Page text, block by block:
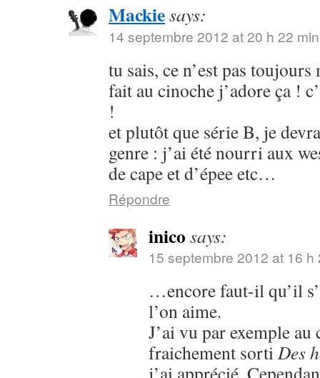
Mackiesays:
14 septembre 2012 at 20 h 22 min
tu sais, ce n’est pas
fait au cinoche j’adore ça !
!
et plutôt que série B, je
genre : j’ai été nourri aux
de cape et d’épee etc…
Répondre
inico says:
15 septembre 2012 at 16 h
…encore faut-il qu’il
l’on aime.
J’ai vu par exemple au
fraichement sortiDes
j’ai apprécié.